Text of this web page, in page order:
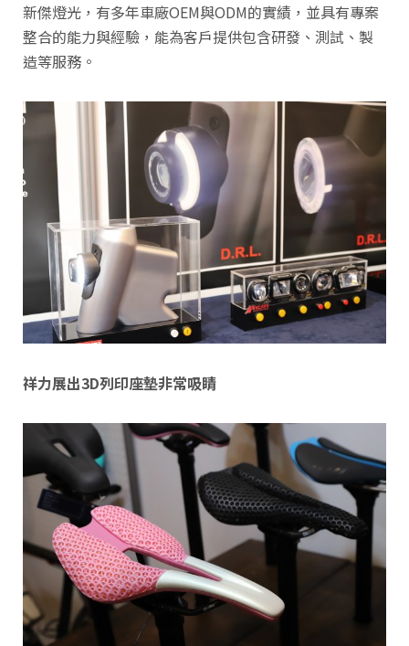
新傑燈光，有多年車廠OEM與ODM的實績，並具有專案
整合的能力與經驗，能為客戶提供包含研發、測試、製
造等服務。
祥力展出3D列印座墊非常吸睛